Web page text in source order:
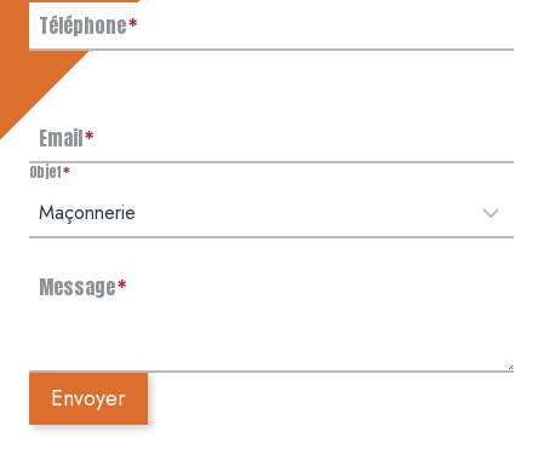
Téléphone*
Email*
Objet*
Message*
Envoyer